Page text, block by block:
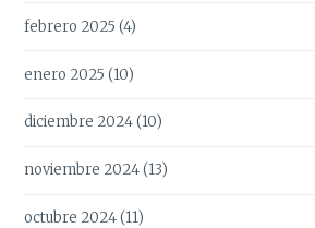
febrero 2025 (4)
enero 2025 (10)
diciembre 2024(10)
noviembre 2024(13)
octubre 2024(11)